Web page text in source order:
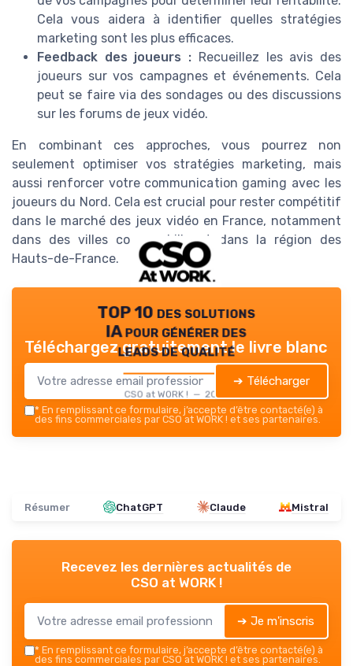
Cela vous aidera à identifier quelles stratégies
marketing sont les plus efficaces.
Feedback des joueurs : Recueillez les avis des
joueurs sur vos campagnes et événements. Cela
peut se faire via des sondages ou des discussions
sur les forums de jeux vidéo.
En combinant ces approches, vous pourrez non
seulement optimiser vos stratégies marketing, mais
aussi renforcer votre communication gaming avec les
joueurs du Nord. Cela est crucial pour rester compétitif
dans le marché des jeux vidéo en France, notamment
dans des villes comme Lille et dans la région des
Hauts-de-France.
TOP 10 des solutions
IA pour générer des
leads de qualité
CSO at WORK ! — 2026
Téléchargez gratuitement le livre blanc
➔ Télécharger
* En remplissant ce formulaire, j’accepte d’être contacté(e) à
des fins commerciales par CSO at WORK ! et ses partenaires.
Résumer ChatGPT Claude Mistral
Recevez les dernières actualités de
CSO at WORK !
➔ Je m'inscris
* En remplissant ce formulaire, j’accepte d’être contacté(e) à
des fins commerciales par CSO at WORK ! et ses partenaires.